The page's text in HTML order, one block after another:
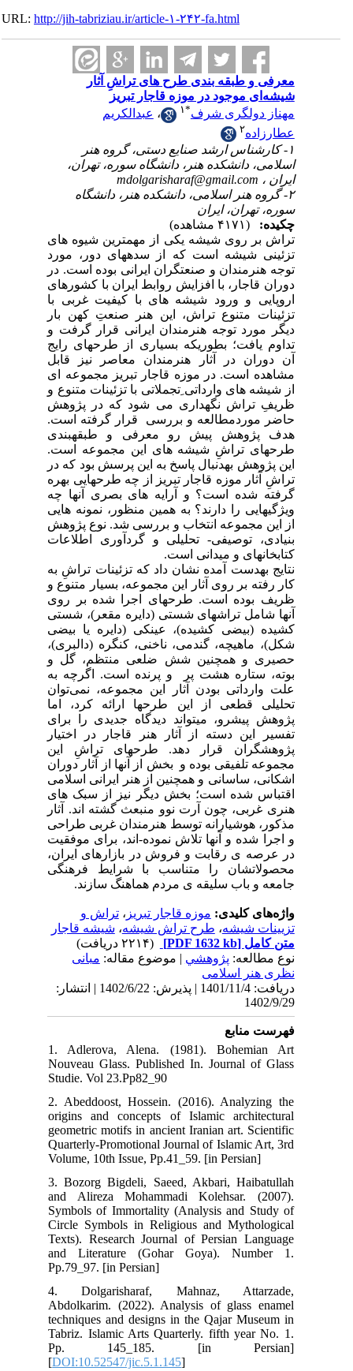
URL:http://jih-tabriziau.ir/article-۱-۲۴۲-fa.html
معرفی و طبقه بندی طرح های تراشِ آثار
شیشه‌ای موجود در موزه قاجار تبریز
مهناز دولگری شرف *۱ ،عبدالکریم
عطارزاده۲
۱- کارشناس ارشد صنایع دستی، گروه هنر
اسلامی، دانشکده هنر، دانشگاه سوره، تهران،
mdolgarisharaf@gmail.com
۲- گروه هنر اسلامی، دانشکده هنر، دانشگاه
سوره، تهران، ایران
(۴۱۷۱ مشاهده)
تراش بر روی شیشه یکی از مهمترین شیوه های
تزئینی شیشه است که از سدههای دور، مورد
توجه هنرمندان و صنعتگران ایرانی بوده است. در
دوران قاجار، با افزایش روابط ایران با کشورهای
اروپایی و ورود شیشه های با کیفیت غربی با
تزئینات متنوع تراش، این هنر صنعتِ کهن بار
دیگر مورد توجه هنرمندان ایرانی قرار گرفت و
تداوم یافت؛ بطوریکه بسیاری از طرحهای رایج
آن دوران در آثار هنرمندان معاصر نیز قابل
مشاهده است. در موزه قاجار تبریز مجموعه ای
از شیشه های وارداتی ِتجملاتی با تزئینات متنوع و
ظریفِ تراش نگهداری می شود که در پژوهش
حاضر موردمطالعه و بررسی قرار گرفته است.
هدف پژوهش پیش رو معرفی و طبقهبندی
طرحهای تراشِ شیشه های این مجموعه است.
این پژوهش بهدنبال پاسخ به این پرسش بود که در
تراشِ آثار موزه قاجار تبریز از چه طرحهایی بهره
گرفته شده است؟ و آرایه های بصری آنها چه
ویژگیهایی را دارند؟ به همین منظور، نمونه هایی
از این مجموعه انتخاب و بررسی شد. نوع پژوهش
بنیادی، توصیفی- تحلیلی و گردآوری اطلاعات
کتابخانهای و میدانی است.
نتایج بهدست آمده نشان داد که تزئینات تراشِ به
کار رفته بر روی آثار این مجموعه، بسیار متنوع و
ظریف بوده است. طرحهای اجرا شده بر روی
آنها شامل تراشهای شستی (دایره مقعر)، شستی
کشیده (بیضی کشیده)، عینکی (دایره یا بیضی
شکل)، ماهیچه، گندمی، ناخنی، کنگره (دالبری)‌،
حصیری و همچنین شش ضلعی منتظم، گل و
بوته، ستاره هشت پر و پرنده است. اگرچه به
علت وارداتی بودن آثار این مجموعه، نمی‌توان
تحلیلی قطعی از این طرحها ارائه کرد، اما
پژوهش پیشرو، میتواند دیدگاه جدیدی را برای
تفسیر این دسته از آثار هنر قاجار در اختیار
پژوهشگران قرار دهد. طرحهای تراشِ این
مجموعه تلفیقی بوده و بخش از آنها از آثار دوران
اشکانی، ساسانی و همچنین از هنر ایرانی اسلامی
اقتباس شده است؛ بخش دیگر نیز از سبک های
هنری غربی، چون آرت نوو منبعث گشته اند. آثار
مذکور، هوشیارانه توسط هنرمندان غربی طراحی
و اجرا شده و آنها تلاش نموده-اند، برای موفقیت
در عرصه ی رقابت و فروش در بازارهای ایران،
محصولاتشان را متناسب با شرایط فرهنگی
جامعه و باب سلیقه ی مردم هماهنگ سازند.
واژه‌های کلیدی:موزه قاجار تبریز،تراش و
تزیینات شیشه،طرح تراش شیشه، شیشه قاجار
متن کامل[PDF 1632 kb]
(۲۲۱۴ دریافت)
نوع مطالعه: پژوهشي | موضوع مقاله:مبانی
نظری هنر اسلامی
دریافت: 1401/11/4 | پذیرش: 1402/6/22 | انتشار:
1402/9/29
فهرست منابع
1. Adlerova, Alena. (1981). Bohemian Art
Nouveau Glass. Published In. Journal of Glass
Studie. Vol 23.Pp82_90
2. Abeddoost, Hossein. (2016). Analyzing the
origins and concepts of Islamic architectural
geometric motifs in ancient Iranian art. Scientific
Quarterly-Promotional Journal of Islamic Art, 3rd
Volume, 10th Issue, Pp.41_59. [in Persian]
3. Bozorg Bigdeli, Saeed, Akbari, Haibatullah
and Alireza Mohammadi Kolehsar. (2007).
Symbols of Immortality (Analysis and Study of
Circle Symbols in Religious and Mythological
Texts). Research Journal of Persian Language
and Literature (Gohar Goya). Number 1.
Pp.79_97. [in Persian]
4. Dolgarisharaf, Mahnaz, Attarzade,
Abdolkarim. (2022). Analysis of glass enamel
techniques and designs in the Qajar Museum in
Tabriz. Islamic Arts Quarterly. fifth year No. 1.
Pp. 145_185. [in Persian]
[DOI:10.52547/jic.5.1.145